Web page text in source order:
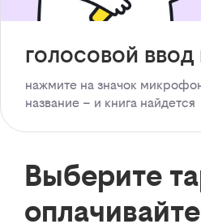
голосовой ввод
нажмите на значок
название – и книга найдется
Выберите